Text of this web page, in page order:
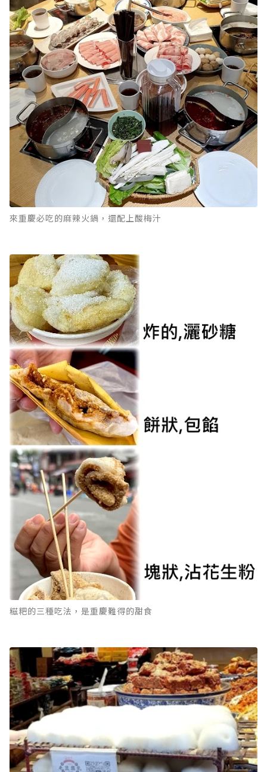
來重慶必吃的麻辣火鍋，還配上酸梅汁
糍粑的三種吃法，是重慶難得的甜食